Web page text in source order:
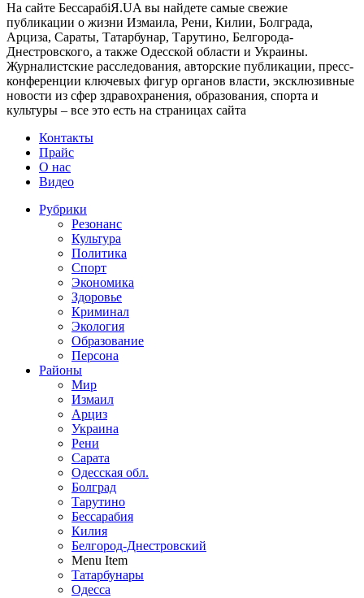
На сайте БессарабіЯ.UA вы найдете самые свежие
публикации о жизни Измаила, Рени, Килии, Болграда,
Арциза, Сараты, Татарбунар, Тарутино, Белгорода-
Днестровского, а также Одесской области и Украины.
Журналистские расследования, авторские публикации, пресс-
конференции ключевых фигур органов власти, эксклюзивные
новости из сфер здравохранения, образования, спорта и
культуры – все это есть на страницах сайта
Контакты
Прайс
О нас
Видео
Рубрики
Резонанс
Культура
Политика
Спорт
Экономика
Здоровье
Криминал
Экология
Образование
Персона
Районы
Мир
Измаил
Арциз
Украина
Рени
Сарата
Одесская обл.
Болград
Тарутино
Бессарабия
Килия
Белгород-Днестровский
Menu Item
Татарбунары
Одесса